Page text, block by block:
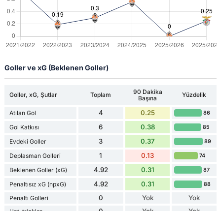
Goller ve xG (Beklenen Goller)
Goller, xG, Şutlar Toplam
90 Dakika
Başına
Yüzdelik
Atılan Gol 4 0.25 86
Gol Katkısı 6 0.38 85
Evdeki Goller 3 0.37 89
Deplasman Golleri 1 0.13 74
Beklenen Goller (xG) 4.92 0.31 87
Penaltısız xG (npxG) 4.92 0.31 88
Penaltı Golleri 0 Yok Yok